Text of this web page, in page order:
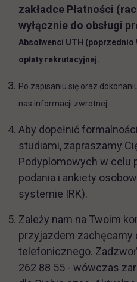
zakładce Płatności
wyłącznie do obsługi
Absolwenci UTH (poprzednio
opłaty rekrutacyjnej.
Po zapisaniu się oraz
nas informacji zwrotnej.
Aby dopełnić
studiami, zapraszamy
Podyplomowych w celu
podania i ankiety
systemie IRK).
Zależy nam na Twoim
przyjazdem zachęcamy
telefonicznego.
262 88 55 - wówczas